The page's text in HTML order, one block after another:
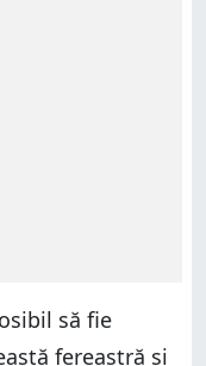
să fie
fereastră și